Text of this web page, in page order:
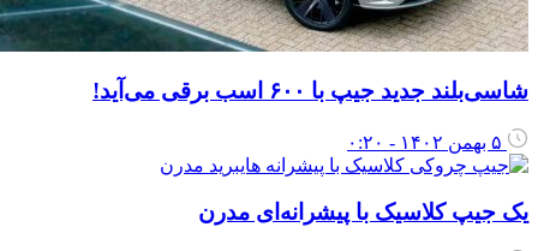
جدید جیپ با ۶۰۰ اسب برقی می‌آید!
۵ بهمن ۱۴۰۲ - ۰:۲۰
جیپ کلاسیک با پیشرانه‌ای مدرن